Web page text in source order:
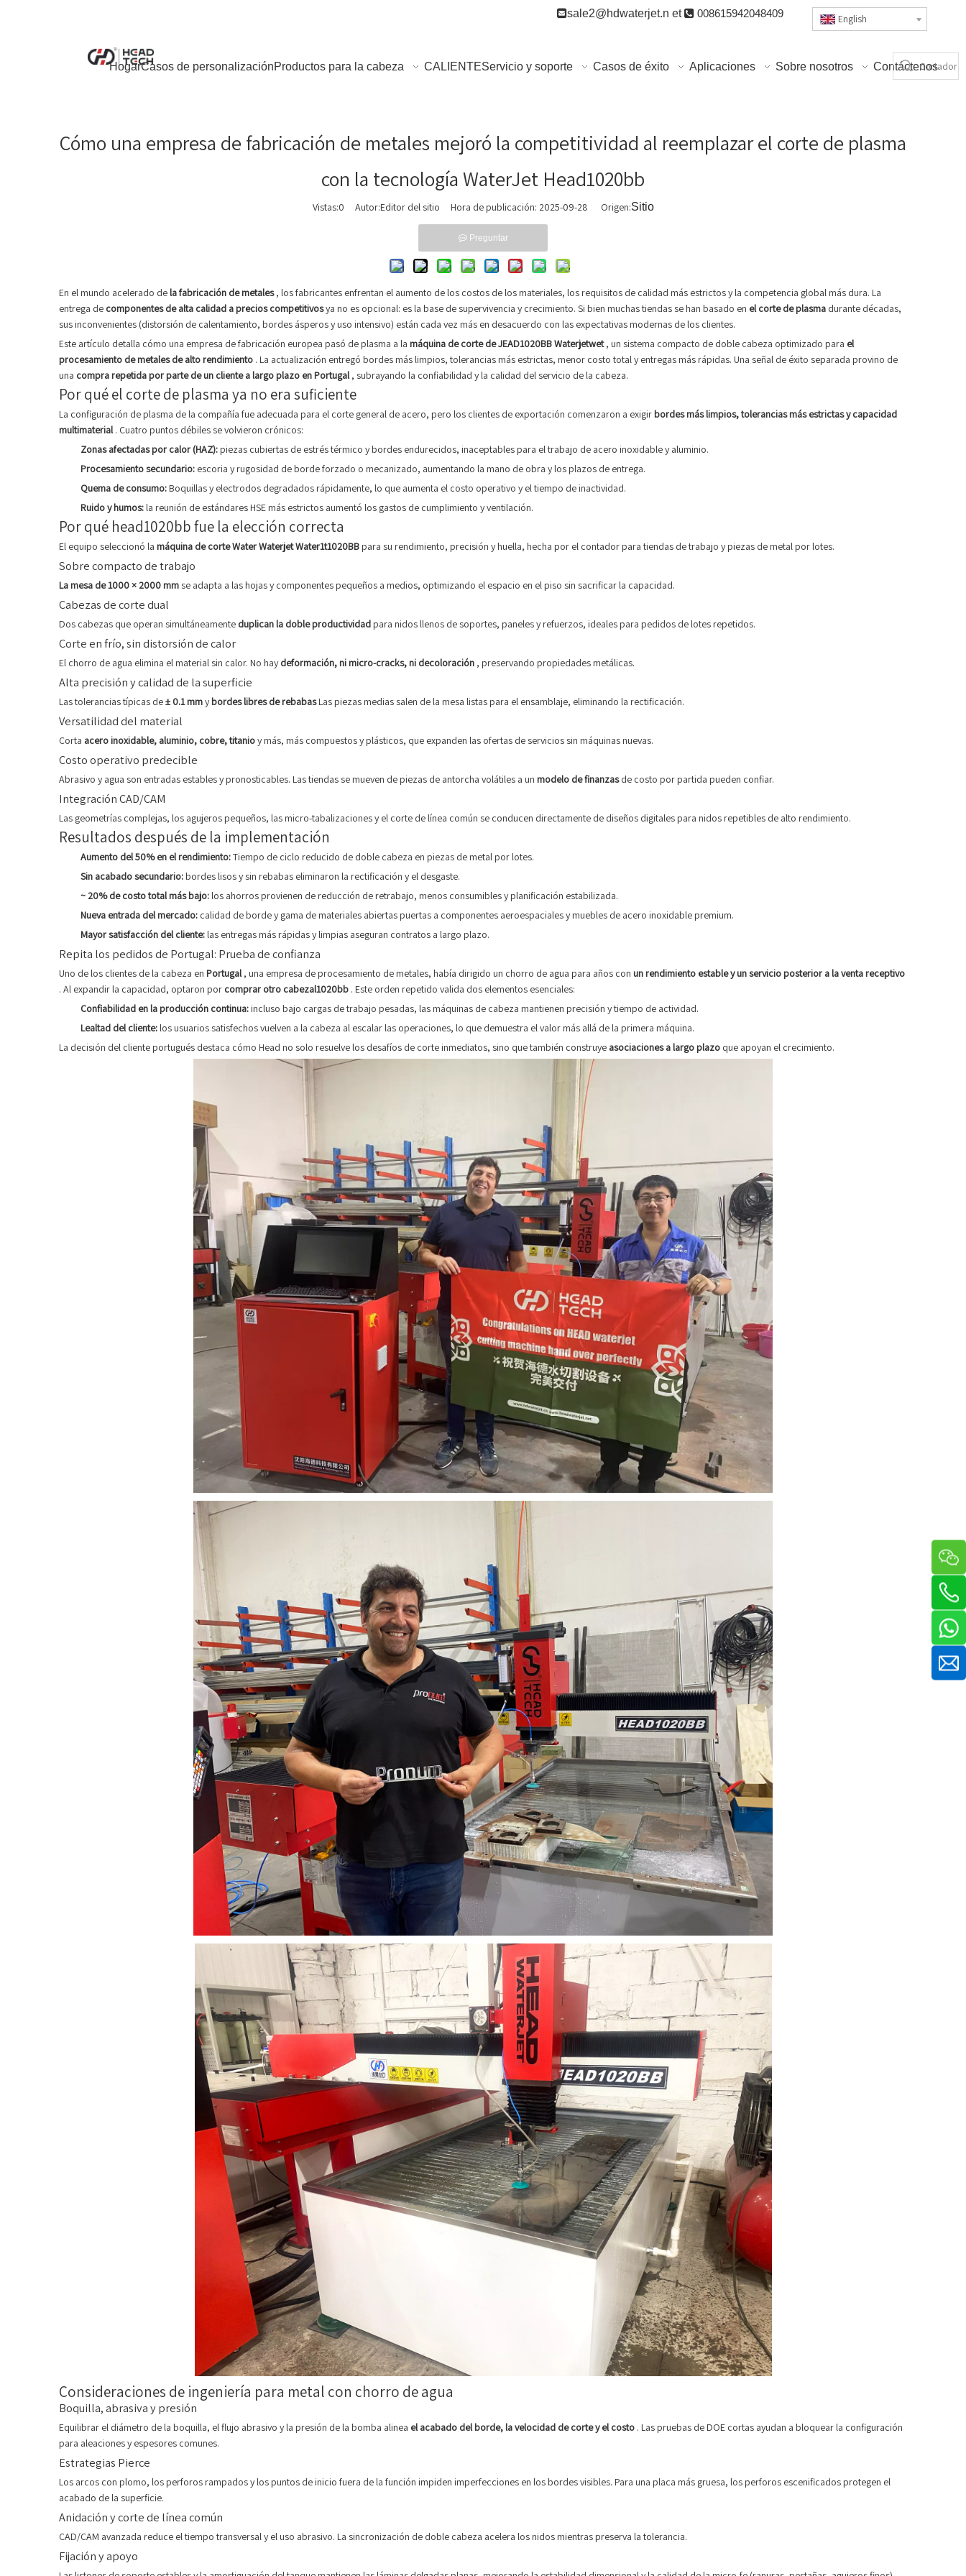
sale2@hdwaterjet.n et 008615942048409 English
HogarCasos de personalizaciónProductos para la cabeza CALIENTEServicio y soporte Casos de éxito Aplicaciones Sobre nosotros Contáctenos
Cómo una empresa de fabricación de metales mejoró la competitividad al reemplazar el corte de plasma
con la tecnología WaterJet Head1020bb
Vistas:0 Autor:Editor del sitio Hora de publicación: 2025-09-28 Origen:Sitio
Preguntar
En el mundo acelerado de la fabricación de metales, los fabricantes enfrentan el aumento de los costos de los materiales, los requisitos de calidad más estrictos y la competencia global más dura. La
entrega de componentes de alta calidad a precios competitivosya no es opcional: es la base de supervivencia y crecimiento. Si bien muchas tiendas se han basado en el corte de plasma durante décadas,
sus inconvenientes (distorsión de calentamiento, bordes ásperos y uso intensivo) están cada vez más en desacuerdo con las expectativas modernas de los clientes.
Este artículo detalla cómo una empresa de fabricación europea pasó de plasma a la máquina de corte de JEAD1020BB Waterjetwet, un sistema compacto de doble cabeza optimizado para el
procesamiento de metales de alto rendimiento . La actualización entregó bordes más limpios, tolerancias más estrictas, menor costo total y entregas más rápidas. Una señal de éxito separada provino de
una compra repetida por parte de un cliente a largo plazo en Portugal, subrayando la confiabilidad y la calidad del servicio de la cabeza.
Por qué el corte de plasma ya no era suficiente
La configuración de plasma de la compañía fue adecuada para el corte general de acero, pero los clientes de exportación comenzaron a exigir bordes más limpios, tolerancias más estrictas y capacidad
multimaterial. Cuatro puntos débiles se volvieron crónicos:
Zonas afectadas por calor (HAZ): piezas cubiertas de estrés térmico y bordes endurecidos, inaceptables para el trabajo de acero inoxidable y aluminio.
Procesamiento secundario: escoria y rugosidad de borde forzado o mecanizado, aumentando la mano de obra y los plazos de entrega.
Quema de consumo: Boquillas y electrodos degradados rápidamente, lo que aumenta el costo operativo y el tiempo de inactividad.
Ruido y humos: la reunión de estándares HSE más estrictos aumentó los gastos de cumplimiento y ventilación.
Por qué head1020bb fue la elección correcta
El equipo seleccionó la máquina de corte Water Waterjet Water1t1020BB para su rendimiento, precisión y huella, hecha por el contador para tiendas de trabajo y piezas de metal por lotes.
Sobre compacto de trabajo
La mesa de 1000 × 2000 mmse adapta a las hojas y componentes pequeños a medios, optimizando el espacio en el piso sin sacrificar la capacidad.
Cabezas de corte dual
Dos cabezas que operan simultáneamente duplican la doble productividad para nidos llenos de soportes, paneles y refuerzos, ideales para pedidos de lotes repetidos.
Corte en frío, sin distorsión de calor
El chorro de agua elimina el material sin calor. No hay deformación, ni micro-cracks, ni decoloración , preservando propiedades metálicas.
Alta precisión y calidad de la superficie
Las tolerancias típicas de± 0.1 mmy bordes libres de rebabasLas piezas medias salen de la mesa listas para el ensamblaje, eliminando la rectificación.
Versatilidad del material
Corta acero inoxidable, aluminio, cobre, titanioy más, más compuestos y plásticos, que expanden las ofertas de servicios sin máquinas nuevas.
Costo operativo predecible
Abrasivo y agua son entradas estables y pronosticables. Las tiendas se mueven de piezas de antorcha volátiles a un modelo de finanzasde costo por partida pueden confiar.
Integración CAD/CAM
Las geometrías complejas, los agujeros pequeños, las micro-tabalizaciones y el corte de línea común se conducen directamente de diseños digitales para nidos repetibles de alto rendimiento.
Resultados después de la implementación
Aumento del 50% en el rendimiento:Tiempo de ciclo reducido de doble cabeza en piezas de metal por lotes.
Sin acabado secundario: bordes lisos y sin rebabas eliminaron la rectificación y el desgaste.
~ 20% de costo total más bajo: los ahorros provienen de reducción de retrabajo, menos consumibles y planificación estabilizada.
Nueva entrada del mercado: calidad de borde y gama de materiales abiertas puertas a componentes aeroespaciales y muebles de acero inoxidable premium.
Mayor satisfacción del cliente: las entregas más rápidas y limpias aseguran contratos a largo plazo.
Repita los pedidos de Portugal: Prueba de confianza
Uno de los clientes de la cabeza en Portugal, una empresa de procesamiento de metales, había dirigido un chorro de agua para años con un rendimiento estable y un servicio posterior a la venta receptivo
. Al expandir la capacidad, optaron por comprar otro cabezal1020bb . Este orden repetido valida dos elementos esenciales:
Confiabilidad en la producción continua: incluso bajo cargas de trabajo pesadas, las máquinas de cabeza mantienen precisión y tiempo de actividad.
Lealtad del cliente: los usuarios satisfechos vuelven a la cabeza al escalar las operaciones, lo que demuestra el valor más allá de la primera máquina.
La decisión del cliente portugués destaca cómo Head no solo resuelve los desafíos de corte inmediatos, sino que también construye asociaciones a largo plazo que apoyan el crecimiento.
Consideraciones de ingeniería para metal con chorro de agua
Boquilla, abrasiva y presión
Equilibrar el diámetro de la boquilla, el flujo abrasivo y la presión de la bomba alinea el acabado del borde, la velocidad de corte y el costo . Las pruebas de DOE cortas ayudan a bloquear la configuración
para aleaciones y espesores comunes.
Estrategias Pierce
Los arcos con plomo, los perforos rampados y los puntos de inicio fuera de la función impiden imperfecciones en los bordes visibles. Para una placa más gruesa, los perforos escenificados protegen el
acabado de la superficie.
Anidación y corte de línea común
CAD/CAM avanzada reduce el tiempo transversal y el uso abrasivo. La sincronización de doble cabeza acelera los nidos mientras preserva la tolerancia.
Fijación y apoyo